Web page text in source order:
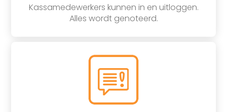
Kassamedewerkers kunnen in en uitloggen.
Alles wordt genoteerd.